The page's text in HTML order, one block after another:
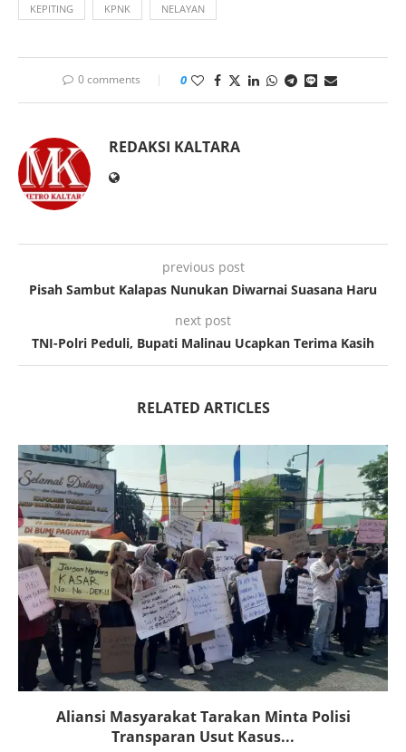
KEPITING KPNK NELAYAN
0 comments 0
REDAKSI KALTARA
previous post
Pisah Sambut Kalapas Nunukan Diwarnai Suasana Haru
next post
TNI-Polri Peduli, Bupati Malinau Ucapkan Terima Kasih
RELATED ARTICLES
Aliansi Masyarakat Tarakan Minta Polisi
Transparan Usut Kasus...